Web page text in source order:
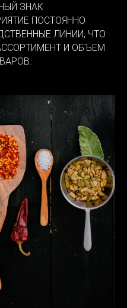
ЗНАК
ПОСТОЯННО
ЛИНИИ, ЧТО
И ОБЪЕМ